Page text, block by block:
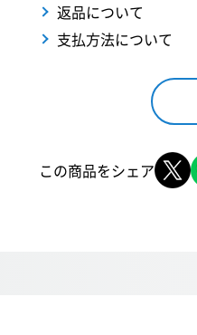
返品について
支払方法について
この商品をシェア